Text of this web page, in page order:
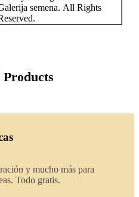
semena. All Rights
Products
y mucho más para
Todo gratis.